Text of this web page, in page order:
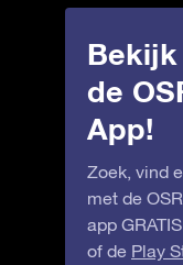
de
App!
Zoek, vind
met de
app
of de Play